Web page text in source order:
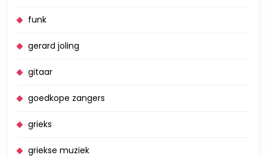
funk
gerard joling
gitaar
goedkope zangers
grieks
griekse muziek